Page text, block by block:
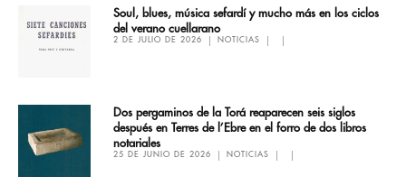
Soul, blues, música sefardí y mucho más en los ciclos
del verano cuellarano
2 DE JULIO DE 2026 NOTICIAS
Dos pergaminos de la Torá reaparecen seis siglos
después en Terres de l’Ebre en el forro de dos libros
notariales
25 DE JUNIO DE 2026 NOTICIAS